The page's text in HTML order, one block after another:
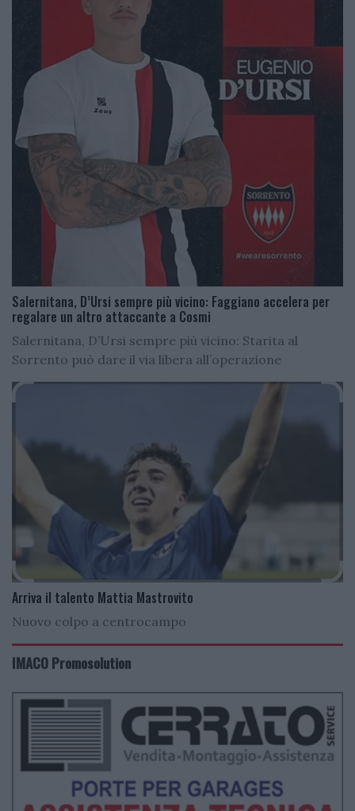
Salernitana, D’Ursi sempre più vicino: Faggiano accelera per
regalare un altro attaccante a Cosmi
Salernitana, D’Ursi sempre più vicino: Starita al
Sorrento può dare il via libera all’operazione
Arriva il talento Mattia Mastrovito
Nuovo colpo a centrocampo
IMACO Promosolution